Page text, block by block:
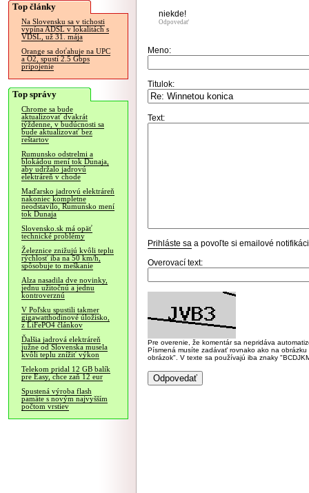
Top články
Na Slovensku sa v tichosti
vypína ADSL v lokalitách s
VDSL, už 31. mája
Orange sa doťahuje na UPC
a O2, spustí 2.5 Gbps
pripojenie
Top správy
Chrome sa bude
aktualizovať dvakrát
týždenne, v budúcnosti sa
bude aktualizovať bez
reštartov
Rumunsko odstrelmi a
blokádou mení tok Dunaja,
aby udržalo jadrovú
elektráreň v chode
Maďarsko jadrovú elektráreň
nakoniec kompletne
neodstavilo, Rumunsko mení
tok Dunaja
Slovensko.sk má opäť
technické problémy
Železnice znižujú kvôli teplu
rýchlosť iba na 50 km/h,
spôsobuje to meškanie
Alza nasadila dve novinky,
jednu užitočnú a jednu
kontroverznú
V Poľsku spustili takmer
gigawatthodinové úložisko,
z LiFePO4 článkov
Ďalšia jadrová elektráreň
južne od Slovenska musela
kvôli teplu znížiť výkon
Telekom pridal 12 GB balík
pre Easy, chce zaň 12 eur
Spustená výroba flash
pamäte s novým najvyšším
počtom vrstiev
niekde!
Odpovedať
Meno:
Titulok:
Text:
Prihláste sa a povoľte si emailové
Overovací text:
Pre overenie, že komentár sa nepridáva
Písmená musíte zadávať rovnako ako na
obrázok". V texte sa používajú iba znaky